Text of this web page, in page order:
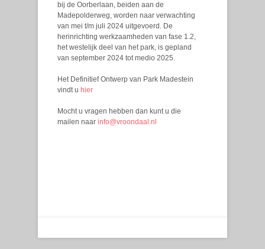
bij de Oorberlaan, beiden aan de
Madepolderweg, worden naar verwachting
van mei t/m juli 2024 uitgevoerd. De
herinrichting werkzaamheden van fase 1.2,
het westelijk deel van het park, is gepland
van september 2024 tot medio 2025.
Het Definitief Ontwerp van Park Madestein
vindt u hier
Mocht u vragen hebben dan kunt u die
mailen naar info@vroondaal.nl